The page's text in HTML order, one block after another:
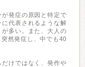
発症の原因と特定で
代表されるような解
多い。また、大人の
然発症し、中でも40
けではなく、発作や